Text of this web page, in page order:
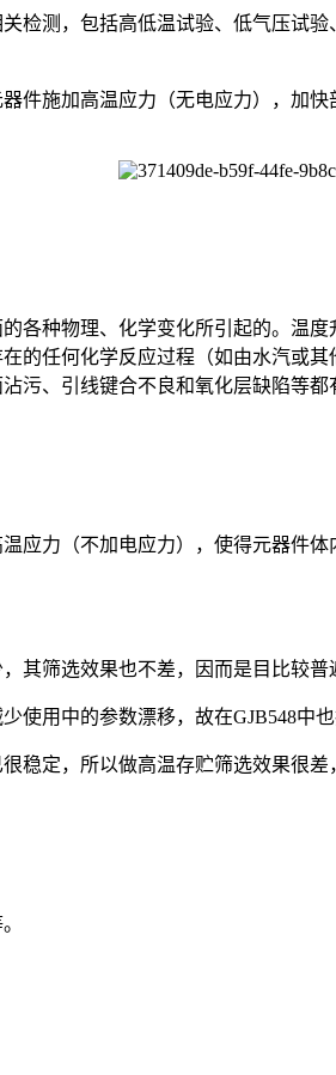
检测，包括高低温试验、低气压试
件施加高温应力（无电应力），加
各种物理、化学变化所引起的。温
的任何化学反应过程（如由水汽或
污、引线键合不良和氧化层缺陷等都
应力（不加电应力），使得元器件
其筛选效果也不差，因而是目比较普
使用中的参数漂移，故在GJB548中
稳定，所以做高温存贮筛选效果很差